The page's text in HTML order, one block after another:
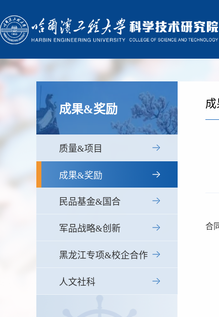
成果&奖励
质量&项目
成果&奖励
民品基金&国合
军品战略&创新
黑龙江专项&校企合作
人文社科
合